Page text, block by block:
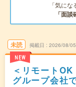
「気に
「面談
未読
NEW
掲載日 2026/08/05
＜リモート
グループ会社